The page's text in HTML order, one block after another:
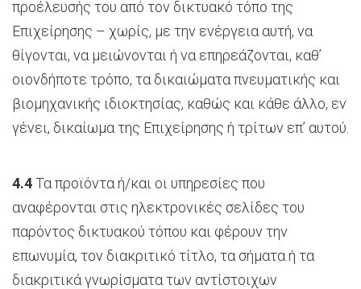
προέλευσής του από τον δικτυακό τόπο της
Επιχείρησης – χωρίς, με την ενέργεια αυτή, να
θίγονται, να μειώνονται ή να επηρεάζονται, καθ’
οιονδήποτε τρόπο, τα δικαιώματα πνευματικής και
βιομηχανικής ιδιοκτησίας, καθώς και κάθε άλλο, εν
γένει, δικαίωμα της Επιχείρησης ή τρίτων επ’ αυτού.
4.4Τα προϊόντα ή/και οι υπηρεσίες που
αναφέρονται στις ηλεκτρονικές σελίδες του
παρόντος δικτυακού τόπου και φέρουν την
επωνυμία, τον διακριτικό τίτλο, τα σήματα ή τα
διακριτικά γνωρίσματα των αντίστοιχων